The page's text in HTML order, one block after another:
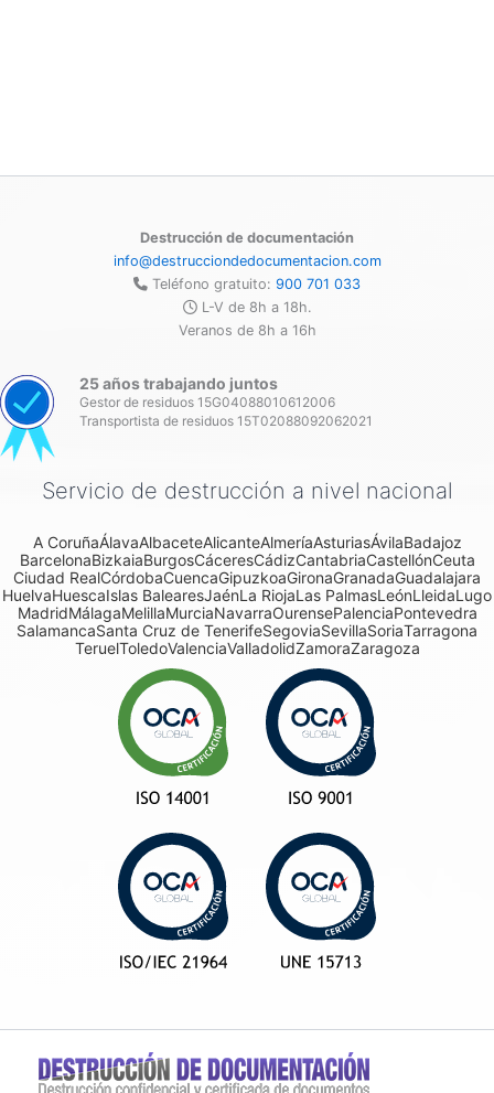
Destrucción de documentación
info@destrucciondedocumentacion.com
Teléfono gratuito: 900 701 033
L-V de 8h a 18h.
Veranos de 8h a 16h
25 años trabajando juntos
Gestor de residuos 15G04088010612006
Transportista de residuos 15T02088092062021
Servicio de destrucción a nivel nacional
A CoruñaÁlavaAlbaceteAlicanteAlmeríaAsturiasÁvilaBadajoz
BarcelonaBizkaiaBurgosCáceresCádizCantabriaCastellónCeuta
Ciudad RealCórdobaCuencaGipuzkoaGironaGranadaGuadalajara
HuelvaHuescaIslas BalearesJaénLa RiojaLas PalmasLeónLleidaLugo
MadridMálagaMelillaMurciaNavarraOurensePalenciaPontevedra
SalamancaSanta Cruz de TenerifeSegoviaSevillaSoriaTarragona
TeruelToledoValenciaValladolidZamoraZaragoza